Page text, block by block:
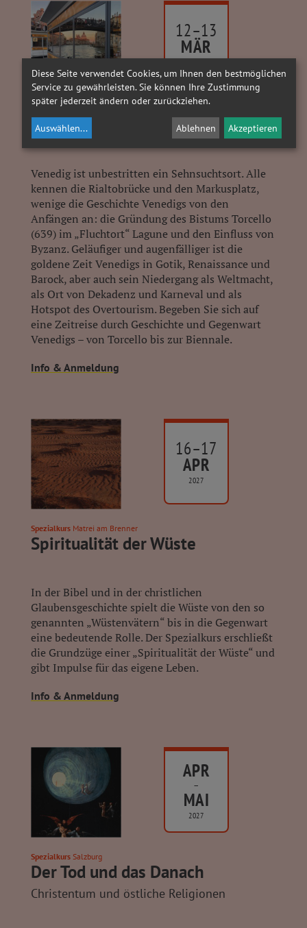
12–13
MÄR
Spezialkurs
Gesamtkunstwerk Venedig
Venedig ist unbestritten ein Sehnsuchtsort. Alle
kennen die Rialtobrücke und den Markusplatz,
wenige die Geschichte Venedigs von den
Anfängen an: die Gründung des Bistums Torcello
(639) im „Fluchtort“ Lagune und den Einfluss von
Byzanz. Geläufiger und augenfälliger ist die
goldene Zeit Venedigs in Gotik, Renaissance und
Barock, aber auch sein Niedergang als Weltmacht,
als Ort von Dekadenz und Karneval und als
Hotspot des Overtourism. Begeben Sie sich auf
eine Zeitreise durch Geschichte und Gegenwart
Venedigs – von Torcello bis zur Biennale.
Info & Anmeldung
16–17
APR
2027
Spezialkurs Matrei am Brenner
Spiritualität der Wüste
In der Bibel und in der christlichen
Glaubensgeschichte spielt die Wüste von den so
genannten „Wüstenvätern“ bis in die Gegenwart
eine bedeutende Rolle. Der Spezialkurs erschließt
die Grundzüge einer „Spiritualität der Wüste“ und
gibt Impulse für das eigene Leben.
Info & Anmeldung
APR
–
MAI
2027
Spezialkurs Salzburg
Der Tod und das Danach
Christentum und östliche Religionen
Diese Seite verwendet Cookies, um Ihnen den bestmöglichen
Service zu gewährleisten. Sie können Ihre Zustimmung
später jederzeit ändern oder zurückziehen.
Auswählen... Ablehnen Akzeptieren